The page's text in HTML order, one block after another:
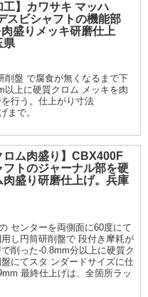
工】カワサキ マッハ
スビシャフトの機能部
盛りメッキ研磨仕上
県
削盤 で腐食が無くなるまで下
以上に硬質クロム メッキを肉
行う。仕上がり寸法
まで。
ロム肉盛り】CBX400F
フトのジャーナル部を硬
肉盛り研磨仕上げ。兵庫
センターを両側面に60度にて
し円筒研削盤で 段付き摩耗が
削った-0.8mm分以上に硬質ク
にてスタ ンダードサイズに仕
最終仕上げは、全箇所ラッ